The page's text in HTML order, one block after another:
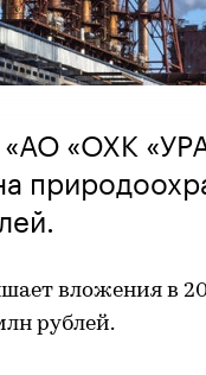
«АО «ОХК
вложения в
рублей.